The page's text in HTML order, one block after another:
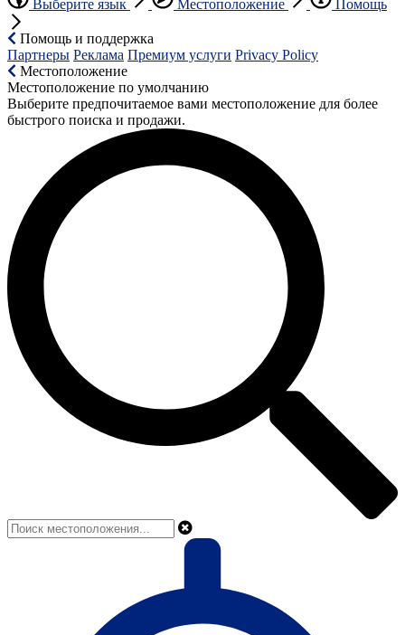
Выберите язык Местоположение Помощь
Помощь и поддержка
Партнеры Реклама Премиум услуги Privacy Policy
Местоположение
Местоположение по умолчанию
Выберите предпочитаемое вами местоположение для более
быстрого поиска и продажи.